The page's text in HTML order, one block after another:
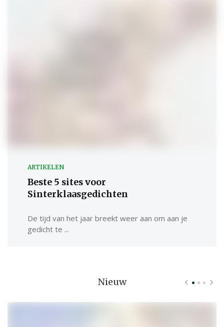
ARTIKELEN
Beste 5 sites voor
Sinterklaasgedichten
De tijd van het jaar breekt weer aan om aan je
gedicht te ...
Nieuw